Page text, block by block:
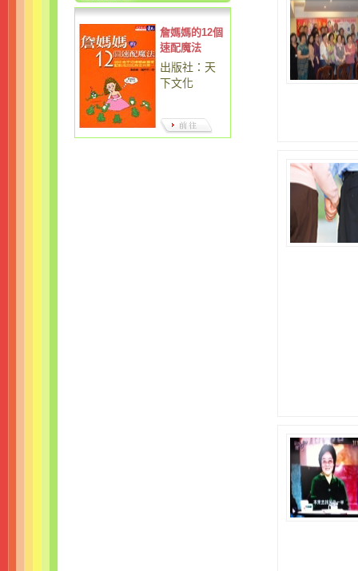
詹媽媽的12個
速配魔法
出版社：天
下文化